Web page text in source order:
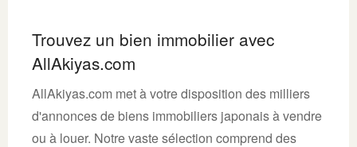
Trouvez un bien immobilier avec
AllAkiyas.com
AllAkiyas.com met à votre disposition des milliers
d'annonces de biens immobiliers japonais à vendre
ou à louer. Notre vaste sélection comprend des